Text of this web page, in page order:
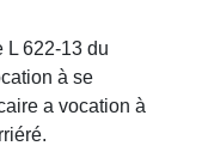
L 622-13 du
à se
a vocation à